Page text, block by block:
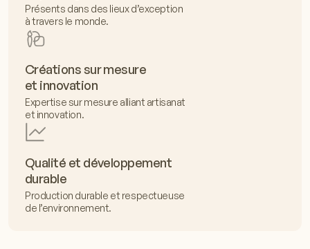
Présents dans des lieux d’exception
à travers le monde.
Créations sur mesure
et innovation
Expertise sur mesure alliant artisanat
et innovation.
Qualité et développement
durable
Production durable et respectueuse
de l’environnement.